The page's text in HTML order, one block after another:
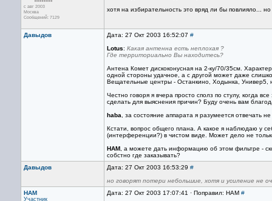
с авг 2003
Москва
Сообщений: 7129
хотя на избирательность это вряд ли бы повлияло...
Давыдов Дата: 27 Окт 2003 16:52:07 #
Lotus: Какая антенна есть неплохая ?
Где территориально Вы находитесь?
Антена Комет дискоконусная на 2-ку/70/35см.
одной стороны удачное, а с другой может даже
Вещательные центры - Останкино, Ходынка, Универ5,
Честно говоря я вчера просто сполз по стулу, когда
сделать для выяснения причин? Буду очень вам
haba , за состояние аппарата я разумеется отвечать
Кстати, вопрос общего плана. А какое я наблюдаю у
(интерференции?) в чистом виде. Может дело не
HAM , а можете дать информацию об этом фильтре -
собстно где заказывать?
Давыдов
Дата: 27 Окт 2003 16:53:29 #
но говорят потери небольшие, хотя и усиление не
HAM
Участник
Дата: 27 Окт 2003 17:07:41 · Поправил: HAM #